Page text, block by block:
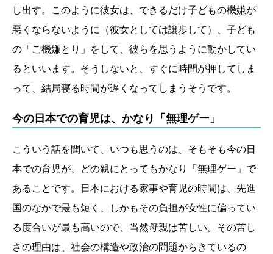
し出す。このように彼女は、できるだけ子どもの機嫌が
悪くならないように（彼女としては譲歩して）、子ども
の「ご機嫌とり」をして、彼らを思うように動かしてい
るといいます。そうしないと、すぐに時間が押してしま
って、結局寝る時間が遅くなってしまうそうです。
今の日本での育児は、かなり「無理ゲー」
こういう話を聞いて、いつも思うのは、そもそも今の日
本での育児が、どの親にとってもかなり「無理ゲー」で
あることです。日本における家事や育児の時間は、先進
国のなかで最も短く、しかもその負担が女性に偏ってい
る度合いが最も高いので、当然母親は苦しい。その苦し
さの理由は、社会の構造や政治の問題からきているの